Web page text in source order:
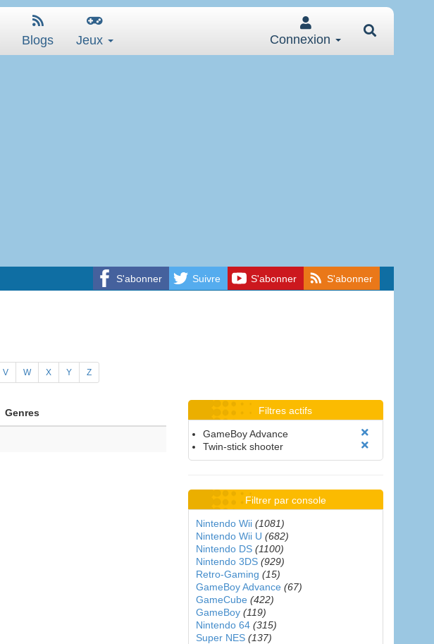
Blogs Jeux Connexion
S'abonner Suivre S'abonner S'abonner
V W X Y Z
Genres Filtres actifs
GameBoy Advance
Twin-stick shooter
Filtrer par console
Nintendo Wii (1081)
Nintendo Wii U (682)
Nintendo DS (1100)
Nintendo 3DS (929)
Retro-Gaming (15)
GameBoy Advance (67)
GameCube (422)
GameBoy (119)
Nintendo 64 (315)
Super NES (137)